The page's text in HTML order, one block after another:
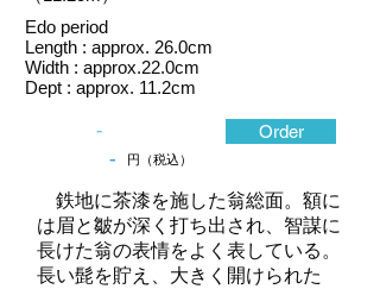
Edo period
Length : approx. 26.0cm
Width : approx.22.0cm
Dept : approx. 11.2cm
-
- 円（税込）
Order
鉄地に茶漆を施した翁総面。額に
は眉と皺が深く打ち出され、智謀に
長けた翁の表情をよく表している。
長い髭を貯え、大きく開けられた